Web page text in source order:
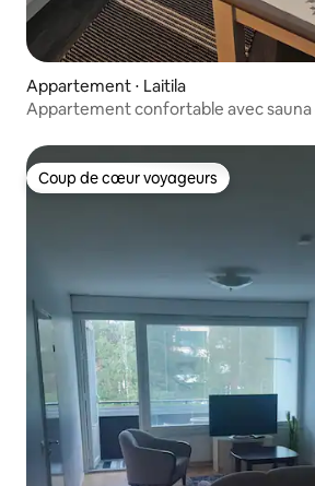
Appartement ⋅ Laitila
Appartement confortable avec sauna
Coup de cœur voyageurs
Coup de cœur voyageurs